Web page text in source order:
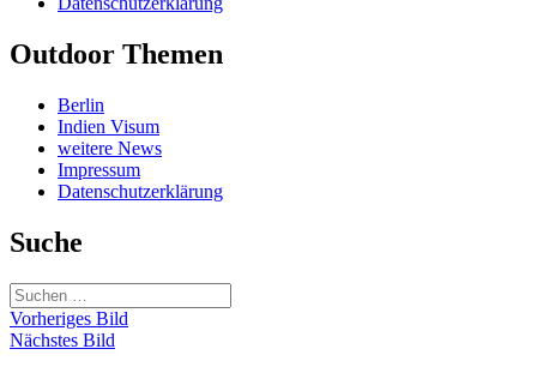
Outdoor Themen
Berlin
Indien Visum
weitere News
Impressum
Datenschutzerklärung
Suche
Suchen
nach:
Vorheriges Bild
Nächstes Bild